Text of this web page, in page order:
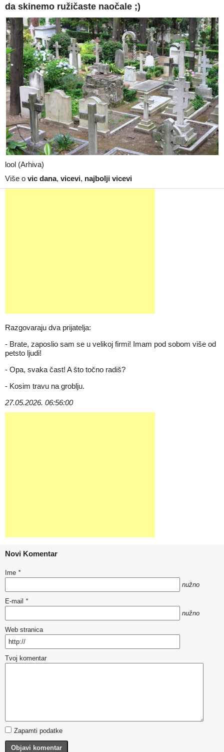
da skinemo ružičaste naočale ;)
lool (Arhiva)
Više o vic dana, vicevi, najbolji vicevi
Razgovaraju dva prijatelja:
- Brate, zaposlio sam se u velikoj firmi! Imam pod sobom više od
petsto ljudi!
- Opa, svaka čast! A što točno radiš?
- Kosim travu na groblju.
27.05.2026. 06:56:00
Novi Komentar
Ime *
nužno
E-mail *
nužno
Web stranica
Tvoj komentar
Zapamti podatke
Objavi komentar